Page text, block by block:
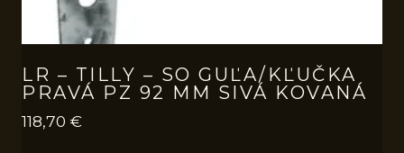
LR – TILLY – SO GUĽA/KĽUČKA
PRAVÁ PZ 92 MM SIVÁ KOVANÁ
118,70 €